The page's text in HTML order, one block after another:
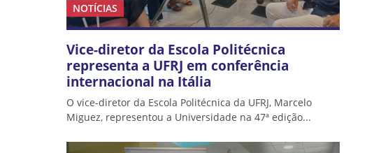
NOTÍCIAS
Vice-diretor da Escola Politécnica
representa a UFRJ em conferência
internacional na Itália
O vice-diretor da Escola Politécnica da UFRJ, Marcelo
Miguez, representou a Universidade na 47ª edição...